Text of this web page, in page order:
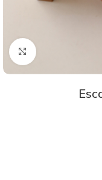
Agrandir